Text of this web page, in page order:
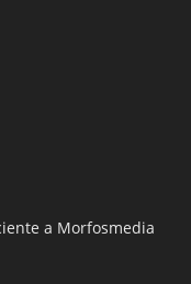
a Morfosmedia